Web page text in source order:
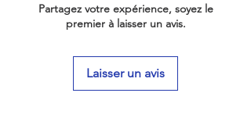
Partagez votre expérience, soyez le
premier à laisser un avis.
Laisser un avis